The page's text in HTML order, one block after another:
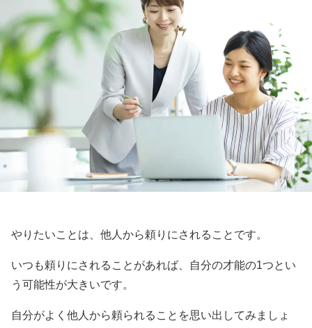
やりたいことは、他人から頼りにされることです。
いつも頼りにされることがあれば、自分の才能の1つとい
う可能性が大きいです。
自分がよく他人から頼られることを思い出してみましょ